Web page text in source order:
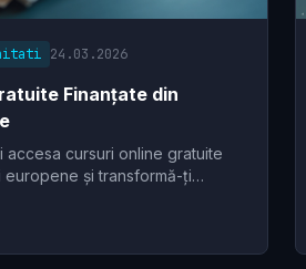
24.03.2026
Finanțate din
cursuri online gratuite
și transformă-ți